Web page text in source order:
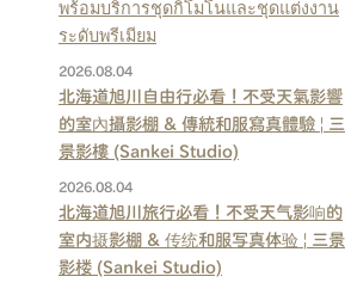
พร้อมบริการชุดกิโมโนและชุดแต่งงาน
ระดับพรีเมียม
2026.08.04
北海道旭川自由行必看！不受天氣影響
的室內攝影棚 & 傳統和服寫真體驗 | 三
景影樓 (Sankei Studio)
2026.08.04
北海道旭川旅行必看！不受天气影响的
室内摄影棚 & 传统和服写真体验 | 三景
影楼 (Sankei Studio)